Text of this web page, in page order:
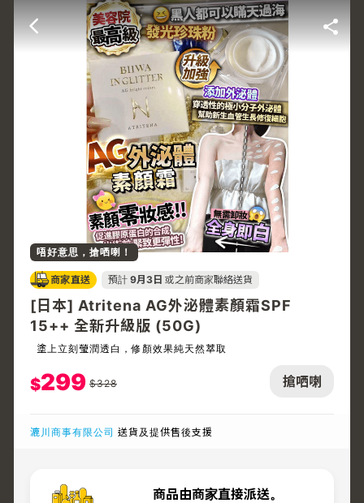
搶哂喇
唔好意思，搶哂喇！
商家直送 預計 9月3日 或之前商家聯絡送貨
[日本] Atritena AG外泌體素顏霜SPF
15++ 全新升級版 (50G)
塗上立刻瑩潤透白，修顏效果純天然萃取️
$299 $328
漉川商事有限公司 送貨及提供售後支援
商品由商家直接派送。